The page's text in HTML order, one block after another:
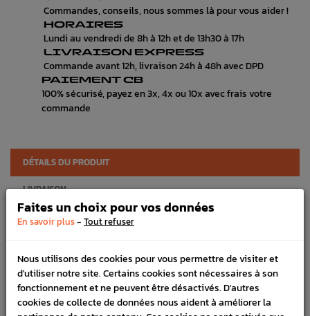
Commandes, conseils, nous sommes là pour vous aider !
HORAIRES
Lundi au vendredi de 8h à 12h et de 13h30 à 17h
LIVRAISON EXPRESS
Commande avant 12h, livraison 24h à 48h avec DPD
PAIEMENT CB
100% sécurisé, payez en 3x, 4x ou 10x avec frais votre
commande
DÉTAILS DU PRODUIT
LIVRAISON
VÉHICULES COMPATIBLE
Marque :SUBARU
Référence :3313
Faites un choix pour vos données
En savoir plus- Tout refuser
Nous utilisons des cookies pour vous permettre de visiter et
d'utiliser notre site. Certains cookies sont nécessaires à son
fonctionnement et ne peuvent être désactivés. D'autres
cookies de collecte de données nous aident à améliorer la